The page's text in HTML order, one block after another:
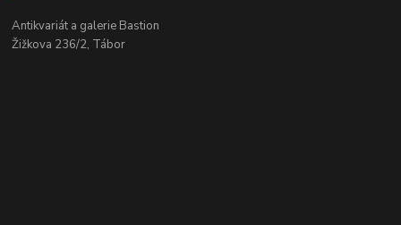
Antikvariát a galerie Bastion
Žižkova 236/2, Tábor